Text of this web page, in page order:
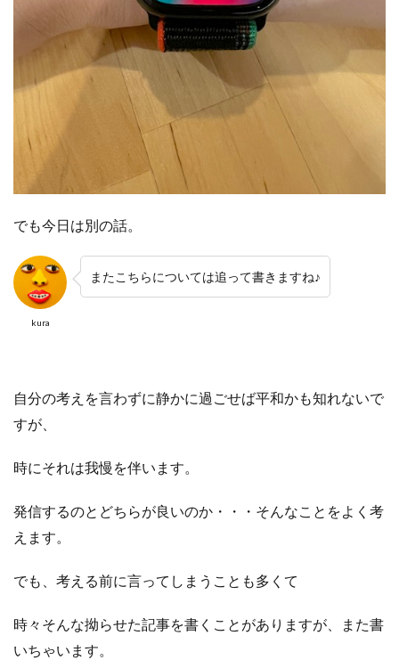
でも今日は別の話。
kura
またこちらについては追って書きますね♪
自分の考えを言わずに静かに過ごせば平和かも知れないで
すが、
時にそれは我慢を伴います。
発信するのとどちらが良いのか・・・そんなことをよく考
えます。
でも、考える前に言ってしまうことも多くて
時々そんな拗らせた記事を書くことがありますが、また書
いちゃいます。